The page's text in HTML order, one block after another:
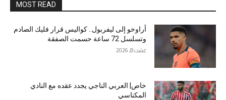
MOST READ
أراوخو إلى ليفربول.. كواليس قرار فليك الصادم
وتسلسل 72 ساعة حسمت الصفقة
غشت 8, 2026
خاص| العربي الناجي يجدد عقده مع النادي
المكناسي